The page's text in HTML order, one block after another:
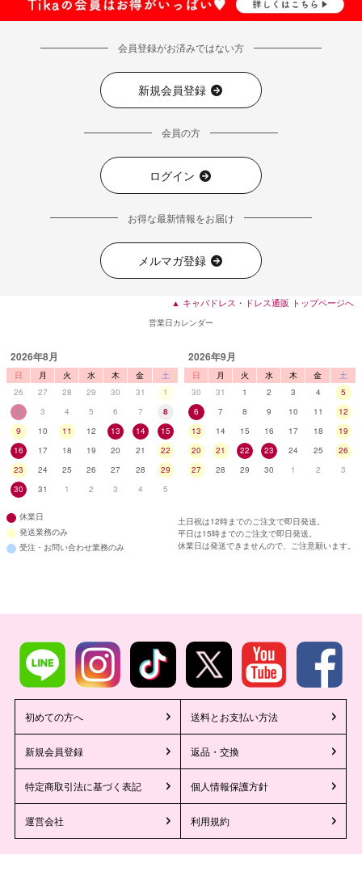
会員登録がお済みではない方
新規会員登録
会員の方
ログイン
お得な最新情報をお届け
メルマガ登録
▲ キャバドレス・ドレス通販 トップページへ
営業日カレンダー
2026年8月
日 月 火 水 木 金
土
26
27 28 29 30 31
1
2
3 4 5 6 7
8
9
10 11 12 13 14
15
16
17 18 19 20 21
22
23
24 25 26 27 28
29
30
31 1 2 3 4 5
2026年9月
日 月 火 水 木 金
土
30
31 1 2 3 4
5
6
7 8 9 10 11
12
13
14 15 16 17 18
19
20
21 22 23 24 25
26
27
28 29 30 1 2 3
休業日
発送業務のみ
受注・お問い合わせ業務のみ
土日祝は12時までのご注文で即日発送。
平日は15時までのご注文で即日発送。
休業日は発送できませんので、ご注意願います。
初めての方へ 送料とお支払い方法
新規会員登録 返品・交換
特定商取引法に基づく表記 個人情報保護方針
運営会社 利用規約